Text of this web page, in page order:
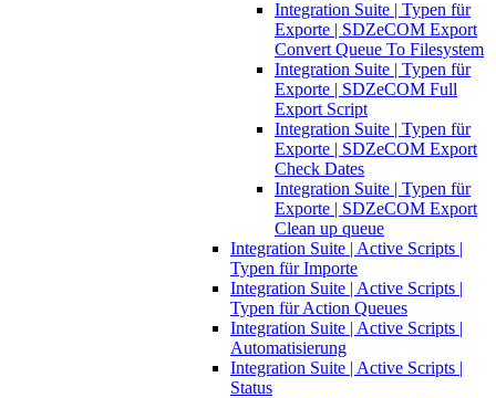
Integration Suite | Typen für
Exporte | SDZeCOM Export
Convert Queue To Filesystem
Integration Suite | Typen für
Exporte | SDZeCOM Full
Export Script
Integration Suite | Typen für
Exporte | SDZeCOM Export
Check Dates
Integration Suite | Typen für
Exporte | SDZeCOM Export
Clean up queue
Integration Suite | Active Scripts |
Typen für Importe
Integration Suite | Active Scripts |
Typen für Action Queues
Integration Suite | Active Scripts |
Automatisierung
Integration Suite | Active Scripts |
Status